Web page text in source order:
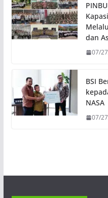
dan
07/
BSI
NASA
07/